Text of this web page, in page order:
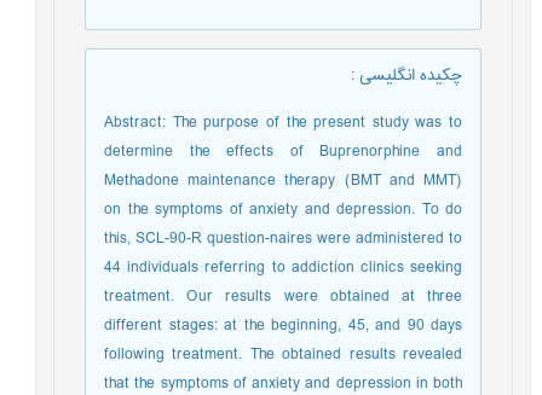
چکیده انگلیسی:
Abstract: The purpose of the present study was to
determine the effects of Buprenorphine and
Methadone maintenance therapy (BMT and MMT)
on the symptoms of anxiety and depression. To do
this, SCL-90-R question-naires were administered to
44 individuals referring to addiction clinics seeking
treatment. Our results were obtained at three
different stages: at the beginning, 45, and 90 days
following treatment. The obtained results revealed
that the symptoms of anxiety and depression in both